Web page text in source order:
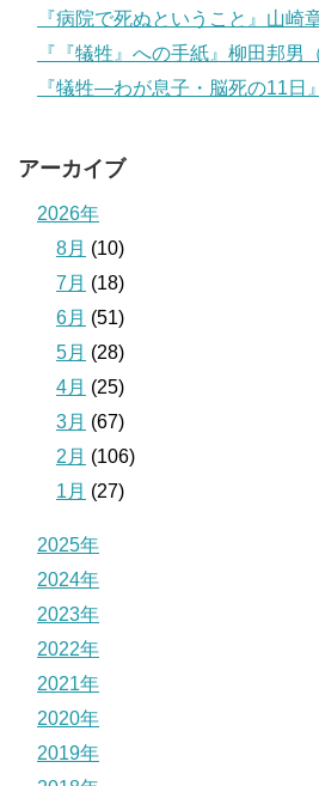
『病院で死ぬということ』山崎
『『犠牲』への手紙』柳田邦男
『犠牲―わが息子・脳死の11日
アーカイブ
2026年
8月 (10)
7月 (18)
6月 (51)
5月 (28)
4月 (25)
3月 (67)
2月 (106)
1月 (27)
2025年
2024年
2023年
2022年
2021年
2020年
2019年